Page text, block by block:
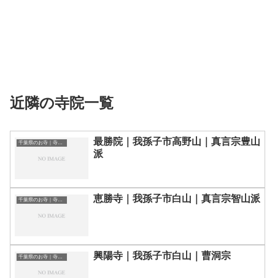
近隣の寺院一覧
千葉県のお寺｜寺院一覧
最勝院｜我孫子市高野山｜真言宗豊山
派
千葉県のお寺｜寺院一覧 恵勝寺｜我孫子市白山｜真言宗智山派
千葉県のお寺｜寺院一覧 興陽寺｜我孫子市白山｜曹洞宗